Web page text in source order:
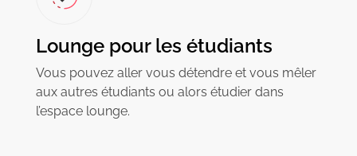
Lounge pour les étudiants
Vous pouvez aller vous détendre et vous mêler
aux autres étudiants ou alors étudier dans
l’espace lounge.